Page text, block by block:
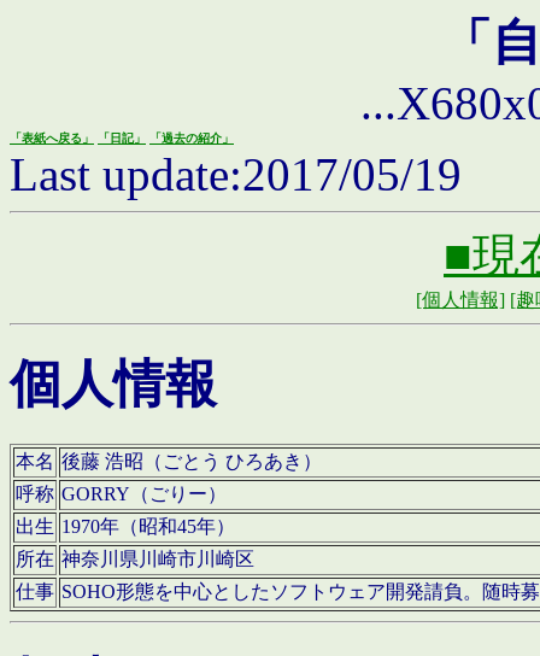
「
「表紙へ戻る」 「日記」 「過去の紹介」
Last update:2017/05/19
■現
[個人情報] [趣
個人情報
本名 後藤 浩昭（ごとう ひろあき）
呼称 GORRY（ごりー）
出生 1970年（昭和45年）
所在 神奈川県川崎市川崎区
仕事 SOHO形態を中心としたソフトウェア開発請負。随時